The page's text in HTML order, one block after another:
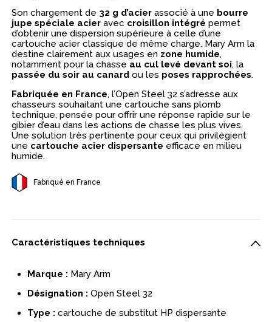
Son chargement de 32 g d’acier associé à une bourre
jupe spéciale acier avec croisillon intégré permet
d’obtenir une dispersion supérieure à celle d’une
cartouche acier classique de même charge. Mary Arm la
destine clairement aux usages en zone humide,
notamment pour la chasse au cul levé devant soi, la
passée du soir au canard ou les poses rapprochées.
Fabriquée en France, l’Open Steel 32 s’adresse aux
chasseurs souhaitant une cartouche sans plomb
technique, pensée pour offrir une réponse rapide sur le
gibier d’eau dans les actions de chasse les plus vives.
Une solution très pertinente pour ceux qui privilégient
une cartouche acier dispersante efficace en milieu
humide.
Fabriqué en France
Caractéristiques techniques
Marque : Mary Arm
Désignation : Open Steel 32
Type : cartouche de substitut HP dispersante